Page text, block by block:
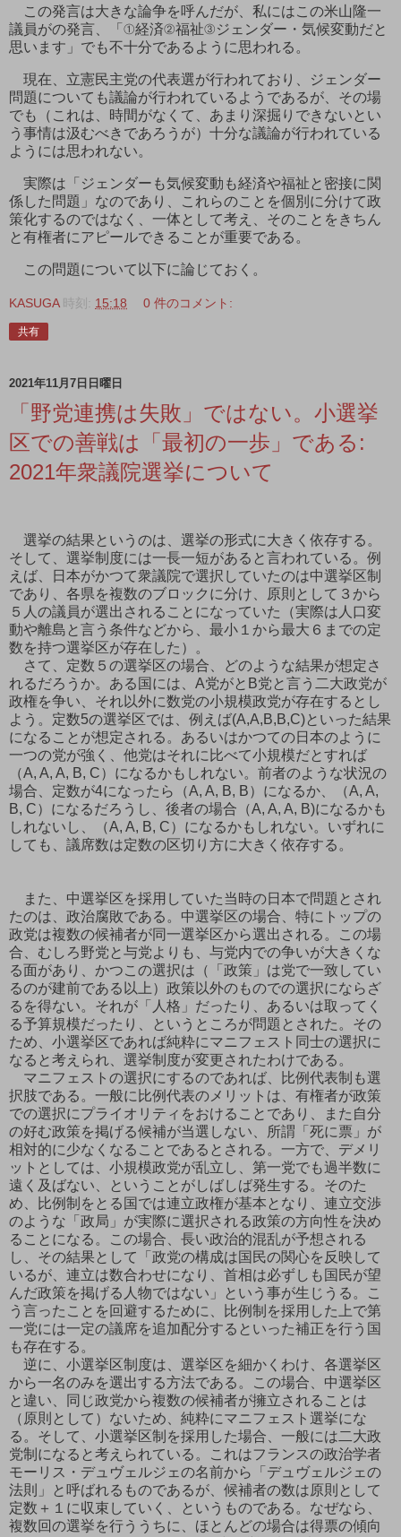
この発言は大きな論争を呼んだが、私にはこの米山隆一
議員がの発言、「①経済②福祉③ジェンダー・気候変動だと
思います」でも不十分であるように思われる。
現在、立憲民主党の代表選が行われており、ジェンダー
問題についても議論が行われているようであるが、その場
でも（これは、時間がなくて、あまり深掘りできないとい
う事情は汲むべきであろうが）十分な議論が行われている
ようには思われない。
実際は「ジェンダーも気候変動も経済や福祉と密接に関
係した問題」なのであり、これらのことを個別に分けて政
策化するのではなく、一体として考え、そのことをきちん
と有権者にアピールできることが重要である。
この問題について以下に論じておく。
KASUGA 時刻: 15:18 0 件のコメント:
共有
2021年11月7日日曜日
「野党連携は失敗」ではない。小選挙
区での善戦は「最初の一歩」である:
2021年衆議院選挙について
選挙の結果というのは、選挙の形式に大きく依存する。
そして、選挙制度には一長一短があると言われている。例
えば、日本がかつて衆議院で選択していたのは中選挙区制
であり、各県を複数のブロックに分け、原則として３から
５人の議員が選出されることになっていた（実際は人口変
動や離島と言う条件などから、最小１から最大６までの定
数を持つ選挙区が存在した）。
さて、定数５の選挙区の場合、どのような結果が想定さ
れるだろうか。ある国には、A党がとB党と言う二大政党が
政権を争い、それ以外に数党の小規模政党が存在するとし
よう。定数5の選挙区では、例えば(A,A,B,B,C)といった結果
になることが想定される。あるいはかつての日本のように
一つの党が強く、他党はそれに比べて小規模だとすれば
（A, A, A, B, C）になるかもしれない。前者のような状況の
場合、定数が4になったら（A, A, B, B）になるか、（A, A,
B, C）になるだろうし、後者の場合（A, A, A, B)になるかも
しれないし、（A, A, B, C）になるかもしれない。いずれに
しても、議席数は定数の区切り方に大きく依存する。
また、中選挙区を採用していた当時の日本で問題とされ
たのは、政治腐敗である。中選挙区の場合、特にトップの
政党は複数の候補者が同一選挙区から選出される。この場
合、むしろ野党と与党よりも、与党内での争いが大きくな
る面があり、かつこの選択は（「政策」は党で一致してい
るのが建前である以上）政策以外のものでの選択にならざ
るを得ない。それが「人格」だったり、あるいは取ってく
る予算規模だったり、というところが問題とされた。その
ため、小選挙区であれば純粋にマニフェスト同士の選択に
なると考えられ、選挙制度が変更されたわけである。
マニフェストの選択にするのであれば、比例代表制も選
択肢である。一般に比例代表のメリットは、有権者が政策
での選択にプライオリティをおけることであり、また自分
の好む政策を掲げる候補が当選しない、所謂「死に票」が
相対的に少なくなることであるとされる。一方で、デメリ
ットとしては、小規模政党が乱立し、第一党でも過半数に
遠く及ばない、ということがしばしば発生する。そのた
め、比例制をとる国では連立政権が基本となり、連立交渉
のような「政局」が実際に選択される政策の方向性を決め
ることになる。この場合、長い政治的混乱が予想される
し、その結果として「政党の構成は国民の関心を反映して
いるが、連立は数合わせになり、首相は必ずしも国民が望
んだ政策を掲げる人物ではない」という事が生じうる。こ
う言ったことを回避するために、比例制を採用した上で第
一党には一定の議席を追加配分するといった補正を行う国
も存在する。
逆に、小選挙区制度は、選挙区を細かくわけ、各選挙区
から一名のみを選出する方法である。この場合、中選挙区
と違い、同じ政党から複数の候補者が擁立されることは
（原則として）ないため、純粋にマニフェスト選挙にな
る。そして、小選挙区制を採用した場合、一般には二大政
党制になると考えられている。これはフランスの政治学者
モーリス・デュヴェルジェの名前から「デュヴェルジェの
法則」と呼ばれるものであるが、候補者の数は原則として
定数＋１に収束していく、というものである。なぜなら、
複数回の選挙を行ううちに、ほとんどの場合は得票の傾向